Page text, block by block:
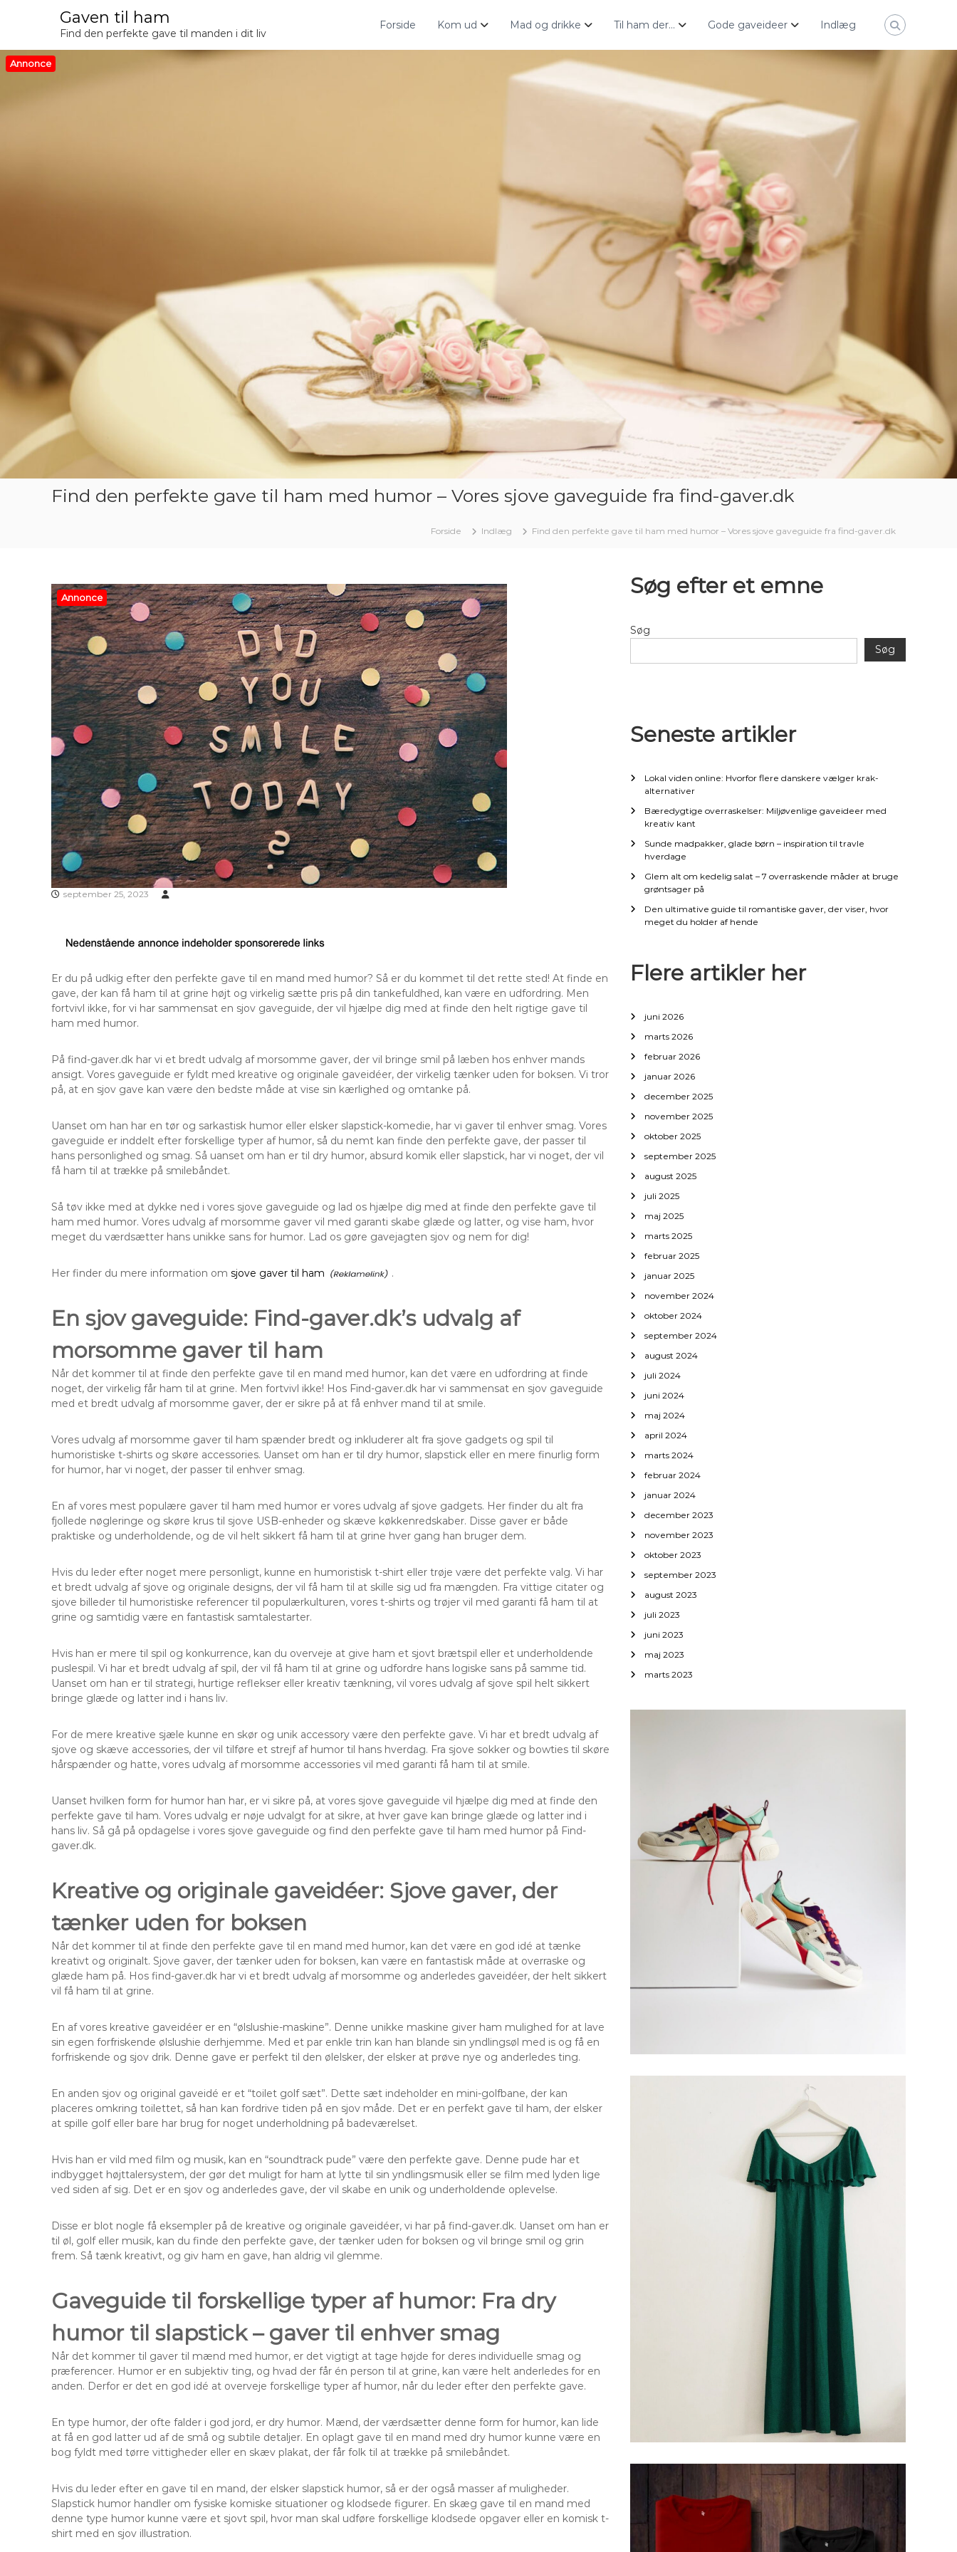
e
Gaven til ham
Find den perfekte gave til manden i dit liv
Forside Kom ud Mad og drikke Til ham der… Gode gaveideer Indlæg
Annonce
Find den perfekte gave til ham med humor – Vores sjove gaveguide fra find-gaver.dk
Forside Indlæg Find den perfekte gave til ham med humor – Vores sjove gaveguide fra find-gaver.dk
Annonce
september 25, 2023
Er du på udkig efter den perfekte gave til en mand med humor? Så er du kommet til det rette sted! At finde en
gave, der kan få ham til at grine højt og virkelig sætte pris på din tankefuldhed, kan være en udfordring. Men
fortvivl ikke, for vi har sammensat en sjov gaveguide, der vil hjælpe dig med at finde den helt rigtige gave til
ham med humor.
På find-gaver.dk har vi et bredt udvalg af morsomme gaver, der vil bringe smil på læben hos enhver mands
ansigt. Vores gaveguide er fyldt med kreative og originale gaveidéer, der virkelig tænker uden for boksen. Vi tror
på, at en sjov gave kan være den bedste måde at vise sin kærlighed og omtanke på.
Uanset om han har en tør og sarkastisk humor eller elsker slapstick-komedie, har vi gaver til enhver smag. Vores
gaveguide er inddelt efter forskellige typer af humor, så du nemt kan finde den perfekte gave, der passer til
hans personlighed og smag. Så uanset om han er til dry humor, absurd komik eller slapstick, har vi noget, der vil
få ham til at trække på smilebåndet.
Så tøv ikke med at dykke ned i vores sjove gaveguide og lad os hjælpe dig med at finde den perfekte gave til
ham med humor. Vores udvalg af morsomme gaver vil med garanti skabe glæde og latter, og vise ham, hvor
meget du værdsætter hans unikke sans for humor. Lad os gøre gavejagten sjov og nem for dig!
Her finder du mere information om sjove gaver til ham .
En sjov gaveguide: Find-gaver.dk’s udvalg af
morsomme gaver til ham
Når det kommer til at finde den perfekte gave til en mand med humor, kan det være en udfordring at finde
noget, der virkelig får ham til at grine. Men fortvivl ikke! Hos Find-gaver.dk har vi sammensat en sjov gaveguide
med et bredt udvalg af morsomme gaver, der er sikre på at få enhver mand til at smile.
Vores udvalg af morsomme gaver til ham spænder bredt og inkluderer alt fra sjove gadgets og spil til
humoristiske t-shirts og skøre accessories. Uanset om han er til dry humor, slapstick eller en mere finurlig form
for humor, har vi noget, der passer til enhver smag.
En af vores mest populære gaver til ham med humor er vores udvalg af sjove gadgets. Her finder du alt fra
fjollede nøgleringe og skøre krus til sjove USB-enheder og skæve køkkenredskaber. Disse gaver er både
praktiske og underholdende, og de vil helt sikkert få ham til at grine hver gang han bruger dem.
Hvis du leder efter noget mere personligt, kunne en humoristisk t-shirt eller trøje være det perfekte valg. Vi har
et bredt udvalg af sjove og originale designs, der vil få ham til at skille sig ud fra mængden. Fra vittige citater og
sjove billeder til humoristiske referencer til populærkulturen, vores t-shirts og trøjer vil med garanti få ham til at
grine og samtidig være en fantastisk samtalestarter.
Hvis han er mere til spil og konkurrence, kan du overveje at give ham et sjovt brætspil eller et underholdende
puslespil. Vi har et bredt udvalg af spil, der vil få ham til at grine og udfordre hans logiske sans på samme tid.
Uanset om han er til strategi, hurtige reflekser eller kreativ tænkning, vil vores udvalg af sjove spil helt sikkert
bringe glæde og latter ind i hans liv.
For de mere kreative sjæle kunne en skør og unik accessory være den perfekte gave. Vi har et bredt udvalg af
sjove og skæve accessories, der vil tilføre et strejf af humor til hans hverdag. Fra sjove sokker og bowties til skøre
hårspænder og hatte, vores udvalg af morsomme accessories vil med garanti få ham til at smile.
Uanset hvilken form for humor han har, er vi sikre på, at vores sjove gaveguide vil hjælpe dig med at finde den
perfekte gave til ham. Vores udvalg er nøje udvalgt for at sikre, at hver gave kan bringe glæde og latter ind i
hans liv. Så gå på opdagelse i vores sjove gaveguide og find den perfekte gave til ham med humor på Find-
gaver.dk.
Kreative og originale gaveidéer: Sjove gaver, der
tænker uden for boksen
Når det kommer til at finde den perfekte gave til en mand med humor, kan det være en god idé at tænke
kreativt og originalt. Sjove gaver, der tænker uden for boksen, kan være en fantastisk måde at overraske og
glæde ham på. Hos find-gaver.dk har vi et bredt udvalg af morsomme og anderledes gaveidéer, der helt sikkert
vil få ham til at grine.
En af vores kreative gaveidéer er en “ølslushie-maskine”. Denne unikke maskine giver ham mulighed for at lave
sin egen forfriskende ølslushie derhjemme. Med et par enkle trin kan han blande sin yndlingsøl med is og få en
forfriskende og sjov drik. Denne gave er perfekt til den ølelsker, der elsker at prøve nye og anderledes ting.
En anden sjov og original gaveidé er et “toilet golf sæt”. Dette sæt indeholder en mini-golfbane, der kan
placeres omkring toilettet, så han kan fordrive tiden på en sjov måde. Det er en perfekt gave til ham, der elsker
at spille golf eller bare har brug for noget underholdning på badeværelset.
Hvis han er vild med film og musik, kan en “soundtrack pude” være den perfekte gave. Denne pude har et
indbygget højttalersystem, der gør det muligt for ham at lytte til sin yndlingsmusik eller se film med lyden lige
ved siden af sig. Det er en sjov og anderledes gave, der vil skabe en unik og underholdende oplevelse.
Disse er blot nogle få eksempler på de kreative og originale gaveidéer, vi har på find-gaver.dk. Uanset om han er
til øl, golf eller musik, kan du finde den perfekte gave, der tænker uden for boksen og vil bringe smil og grin
frem. Så tænk kreativt, og giv ham en gave, han aldrig vil glemme.
Gaveguide til forskellige typer af humor: Fra dry
humor til slapstick – gaver til enhver smag
Når det kommer til gaver til mænd med humor, er det vigtigt at tage højde for deres individuelle smag og
præferencer. Humor er en subjektiv ting, og hvad der får én person til at grine, kan være helt anderledes for en
anden. Derfor er det en god idé at overveje forskellige typer af humor, når du leder efter den perfekte gave.
En type humor, der ofte falder i god jord, er dry humor. Mænd, der værdsætter denne form for humor, kan lide
at få en god latter ud af de små og subtile detaljer. En oplagt gave til en mand med dry humor kunne være en
bog fyldt med tørre vittigheder eller en skæv plakat, der får folk til at trække på smilebåndet.
Hvis du leder efter en gave til en mand, der elsker slapstick humor, så er der også masser af muligheder.
Slapstick humor handler om fysiske komiske situationer og klodsede figurer. En skæg gave til en mand med
denne type humor kunne være et sjovt spil, hvor man skal udføre forskellige klodsede opgaver eller en komisk t-
shirt med en sjov illustration.
Søg efter et emne
Søg
Søg
Seneste artikler
Lokal viden online: Hvorfor flere danskere vælger krak-
alternativer
Bæredygtige overraskelser: Miljøvenlige gaveideer med
kreativ kant
Sunde madpakker, glade børn – inspiration til travle
hverdage
Glem alt om kedelig salat – 7 overraskende måder at bruge
grøntsager på
Den ultimative guide til romantiske gaver, der viser, hvor
meget du holder af hende
Flere artikler her
juni 2026
marts 2026
februar 2026
januar 2026
december 2025
november 2025
oktober 2025
september 2025
august 2025
juli 2025
maj 2025
marts 2025
februar 2025
januar 2025
november 2024
oktober 2024
september 2024
august 2024
juli 2024
juni 2024
maj 2024
april 2024
marts 2024
februar 2024
januar 2024
december 2023
november 2023
oktober 2023
september 2023
august 2023
juli 2023
juni 2023
maj 2023
marts 2023